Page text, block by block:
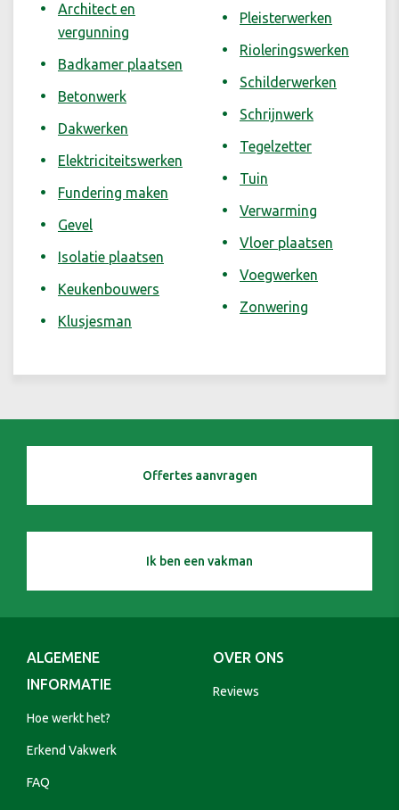
Architect en
vergunning
Badkamer plaatsen
Betonwerk
Dakwerken
Elektriciteitswerken
Fundering maken
Gevel
Isolatie plaatsen
Keukenbouwers
Klusjesman
Pleisterwerken
Rioleringswerken
Schilderwerken
Schrijnwerk
Tegelzetter
Tuin
Verwarming
Vloer plaatsen
Voegwerken
Zonwering
Offertes aanvragen
Ik ben een vakman
ALGEMENE
INFORMATIE
Hoe werkt het?
Erkend Vakwerk
FAQ
OVER ONS
Reviews